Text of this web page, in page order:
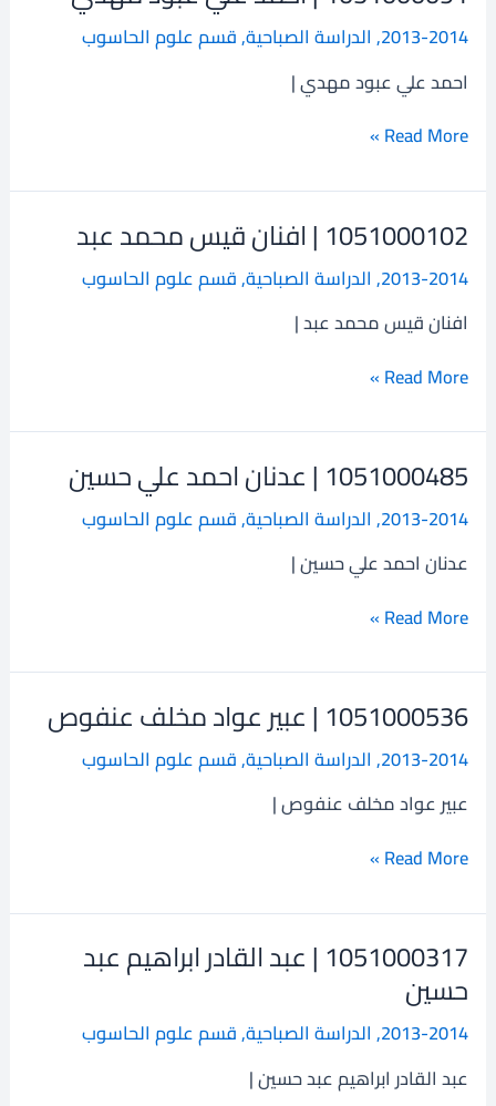
2013-2014
, الدراسة الصباحية,قسم علوم الحاسوب
احمد علي عبود مهدي |
احمد
علي
عبود
مهدي
Read More »
1051000102 | افنان قيس محمد عبد
2013-2014
, الدراسة الصباحية,قسم علوم الحاسوب
افنان قيس محمد عبد |
1051000102
افنان
قيس
محمد
Read More »
1051000485 | عدنان احمد علي حسين
2013-2014
, الدراسة الصباحية,قسم علوم الحاسوب
عدنان احمد علي حسين |
1051000485
عدنان
احمد
علي
حسين
Read More »
1051000536 | عبير عواد مخلف عنفوص
2013-2014
, الدراسة الصباحية,قسم علوم الحاسوب
عبير عواد مخلف عنفوص |
1051000536
عبير
عواد
مخلف
عنفوص
Read More »
1051000317 | عبد القادر ابراهيم عبد
حسين
2013-2014
, الدراسة الصباحية,قسم علوم الحاسوب
عبد القادر ابراهيم عبد حسين |
1051000317
|
عبد
القادر
عبد